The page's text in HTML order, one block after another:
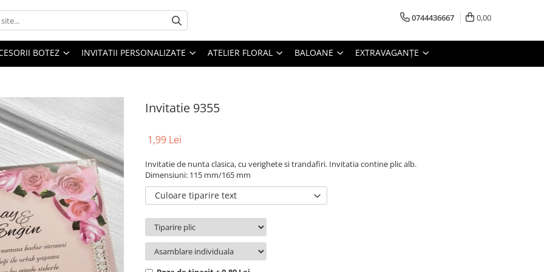
0744436667 0,00
BOTEZ INVITATII PERSONALIZATE ATELIER FLORAL BALOANE EXTRAVAGANȚE
Invitatie 9355
1,99 Lei
Invitatie de nunta clasica, cu verighete si trandafiri. Invitatia contine plic alb.
Dimensiuni: 115 mm/165 mm
Culoare tiparire text